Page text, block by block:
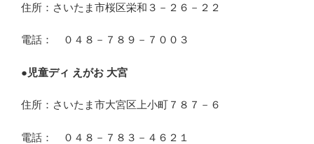
住所：さいたま市桜区栄和３－２６－２２
電話： ０４８－７８９－７００３
● 児童ディ えがお 大宮
住所：さいたま市大宮区上小町７８７－６
電話： ０４８－７８３－４６２１